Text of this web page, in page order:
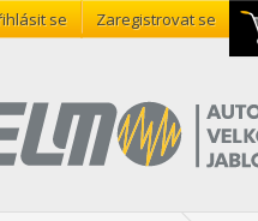
se Zaregistrovat se